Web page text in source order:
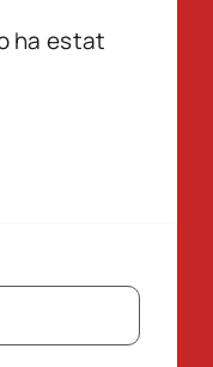
ha estat